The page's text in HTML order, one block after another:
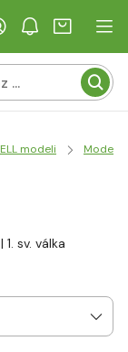
modeli
sv. válka